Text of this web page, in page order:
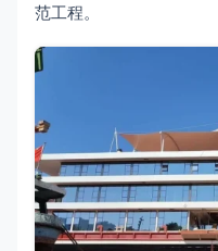
范工程。